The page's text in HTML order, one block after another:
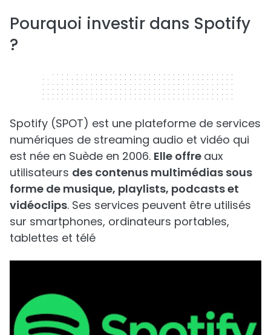
Pourquoi investir dans Spotify
?
320 x 50
Spotify (SPOT) est une plateforme de services
numériques de streaming audio et vidéo qui
est née en Suède en 2006. Elle offre aux
utilisateurs des contenus multimédias sous
forme de musique, playlists, podcasts et
vidéoclips. Ses services peuvent être utilisés
sur smartphones, ordinateurs portables,
tablettes et télé